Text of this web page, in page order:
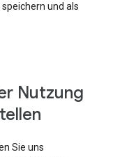
und als
Nutzung
Sie uns